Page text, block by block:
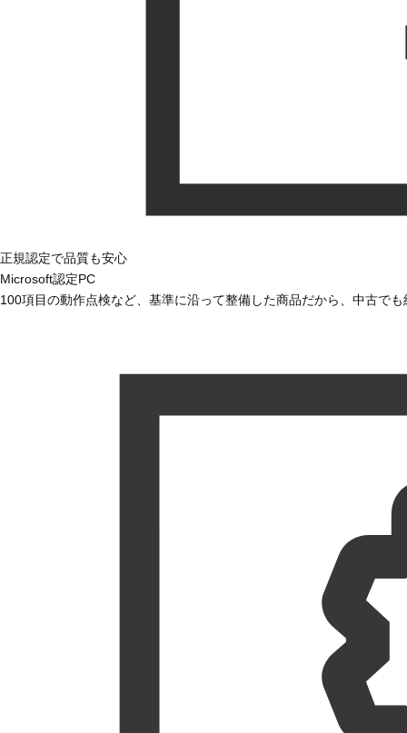
正規認定で品質も安心
Microsoft認定PC
100項目の動作点検など、基準に沿って整備した商品だから、中古で